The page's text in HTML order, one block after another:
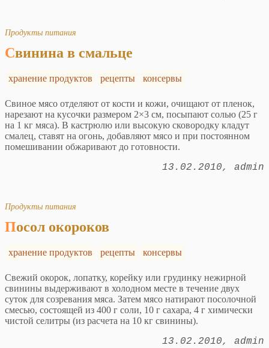
Продукты питания
Свинина в смальце
хранение продуктов рецепты консервы
Свиное мясо отделяют от кости и кожи, очищают от пленок,
нарезают на кусочки размером 2×3 см, посыпают солью (25 г
на 1 кг мяса). В кастрюлю или высокую сковородку кладут
смалец, ставят на огонь, добавляют мясо и при постоянном
помешивании обжаривают до готовности.
13.02.2010 admin
Продукты питания
Посол окороков
хранение продуктов рецепты консервы
Свежий окорок, лопатку, корейку или грудинку нежирной
свинины выдерживают в холодном месте в течение двух
суток для созревания мяса. Затем мясо натирают посолочной
смесью, состоящей из 400 г соли, 10 г сахара, 4 г химически
чистой селитры (из расчета на 10 кг свинины).
13.02.2010 admin